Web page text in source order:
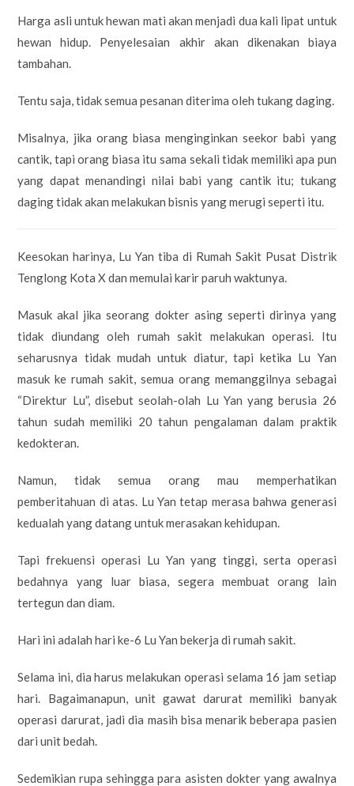
Harga asli untuk hewan mati akan menjadi dua kali lipat untuk
hewan hidup. Penyelesaian akhir akan dikenakan biaya
tambahan.
Tentu saja, tidak semua pesanan diterima oleh tukang daging.
Misalnya, jika orang biasa menginginkan seekor babi yang
cantik, tapi orang biasa itu sama sekali tidak memiliki apa pun
yang dapat menandingi nilai babi yang cantik itu; tukang
daging tidak akan melakukan bisnis yang merugi seperti itu.
Keesokan harinya, Lu Yan tiba di Rumah Sakit Pusat Distrik
Tenglong Kota X dan memulai karir paruh waktunya.
Masuk akal jika seorang dokter asing seperti dirinya yang
tidak diundang oleh rumah sakit melakukan operasi. Itu
seharusnya tidak mudah untuk diatur, tapi ketika Lu Yan
masuk ke rumah sakit, semua orang memanggilnya sebagai
“Direktur Lu”, disebut seolah-olah Lu Yan yang berusia 26
tahun sudah memiliki 20 tahun pengalaman dalam praktik
kedokteran.
Namun, tidak semua orang mau memperhatikan
pemberitahuan di atas. Lu Yan tetap merasa bahwa generasi
kedualah yang datang untuk merasakan kehidupan.
Tapi frekuensi operasi Lu Yan yang tinggi, serta operasi
bedahnya yang luar biasa, segera membuat orang lain
tertegun dan diam.
Hari ini adalah hari ke-6 Lu Yan bekerja di rumah sakit.
Selama ini, dia harus melakukan operasi selama 16 jam setiap
hari. Bagaimanapun, unit gawat darurat memiliki banyak
operasi darurat, jadi dia masih bisa menarik beberapa pasien
dari unit bedah.
Sedemikian rupa sehingga para asisten dokter yang awalnya